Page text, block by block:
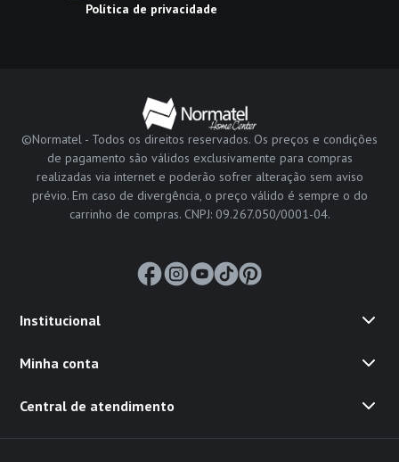
Política de privacidade
©Normatel - Todos os direitos reservados. Os preços e condições
de pagamento são válidos exclusivamente para compras
realizadas via internet e poderão sofrer alteração sem aviso
prévio. Em caso de divergência, o preço válido é sempre o do
carrinho de compras. CNPJ: 09.267.050/0001-04.
Institucional
Minha conta
Central de atendimento